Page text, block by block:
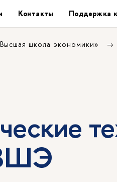
Контакты Поддержка
школа экономики»